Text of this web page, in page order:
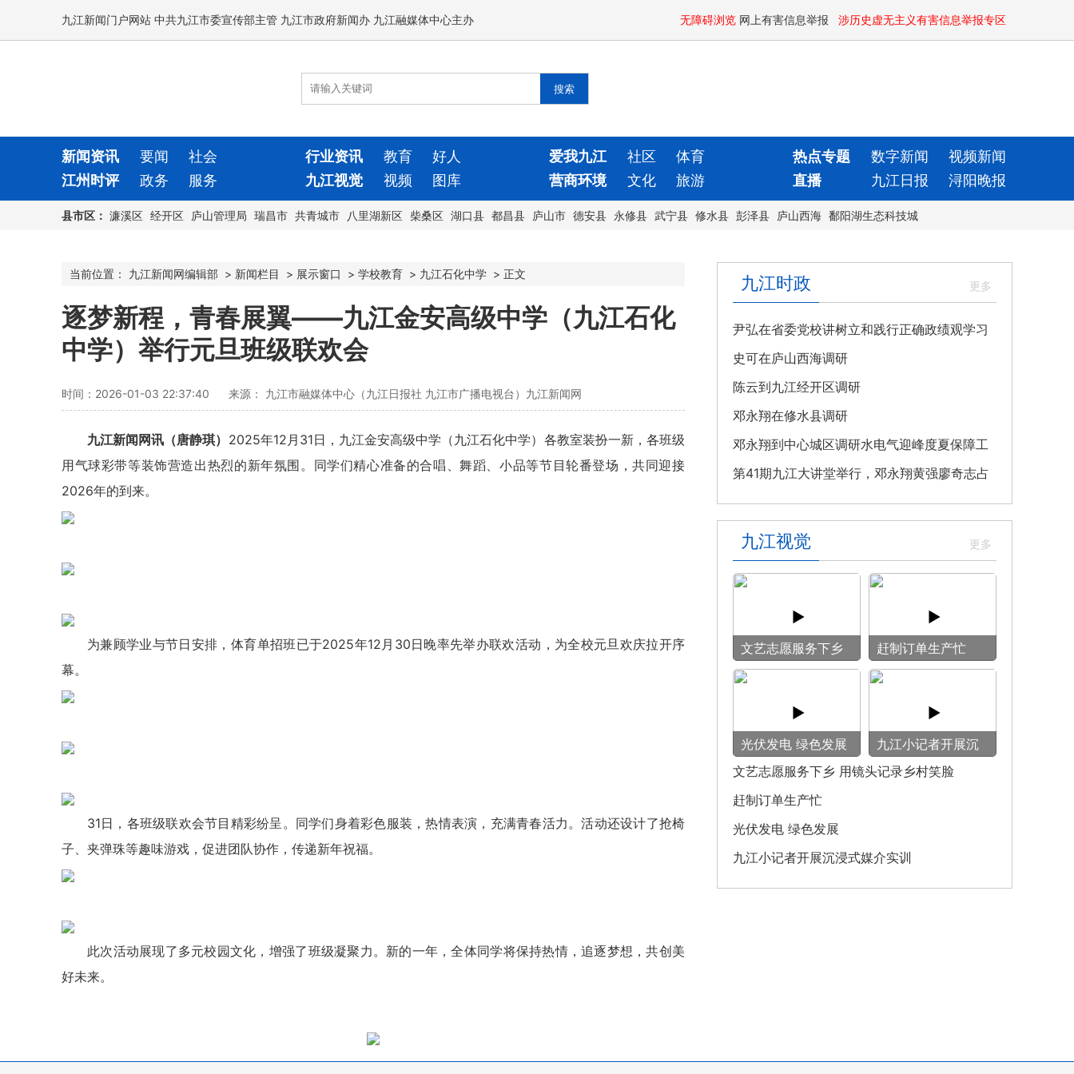
九江新闻门户网站 中共九江市委宣传部主管 九江市政府新闻办 九江融媒体中心主办 无障碍浏览 网上有害信息举报 涉历史虚无主义有害信息举报专区
新闻资讯 要闻 社会 行业资讯 教育 好人 爱我九江 社区 体育 热点专题 数字新闻
视频新闻
江州时评
政务 服务 九江视觉 视频 图库 营商环境 文化 旅游 直播 九江日报 浔阳晚报
县市区： 濂溪区 经开区 庐山管理局 瑞昌市 共青城市 八里湖新区 柴桑区 湖口县 都昌县 庐山市 德安县 永修县 武宁县 修水县 彭泽县 庐山西海 鄱阳湖生态科技城
当前位置： 九江新闻网编辑部 > 新闻栏目 > 展示窗口 > 学校教育 > 九江石化中学 > 正文
逐梦新程，青春展翼——九江金安高级中学（九江石化
中学）举行元旦班级联欢会
时间：2026-01-03 22:37:40 来源： 九江市融媒体中心（九江日报社 九江市广播电视台）九江新闻网
九江新闻网讯（唐静琪） 2025年12月31日，九江金安高级中学（九江石化中学）各教室装扮一新，各班级
用气球彩带等装饰营造出热烈的新年氛围。同学们精心准备的合唱、舞蹈、小品等节目轮番登场，共同迎接
2026年的到来。
为兼顾学业与节日安排，体育单招班已于2025年12月30日晚率先举办联欢活动，为全校元旦欢庆拉开序
幕。
31日，各班级联欢会节目精彩纷呈。同学们身着彩色服装，热情表演，充满青春活力。活动还设计了抢椅
子、夹弹珠等趣味游戏，促进团队协作，传递新年祝福。
此次活动展现了多元校园文化，增强了班级凝聚力。新的一年，全体同学将保持热情，追逐梦想，共创美
好未来。
九江时政
尹弘在省委党校讲树立和践行正确政绩观学习
教育专题党课
史可在庐山西海调研
陈云到九江经开区调研
邓永翔在修水县调研
邓永翔到中心城区调研水电气迎峰度夏保障工
作
第41期九江大讲堂举行，邓永翔黄强廖奇志占
勇出席
九江视觉
文艺志愿服务下乡
用镜头记录乡村笑
赶制订单生产忙
光伏发电 绿色发展
九江小记者开展沉
浸式媒介实训
文艺志愿服务下乡 用镜头记录乡村笑脸
赶制订单生产忙
光伏发电 绿色发展
九江小记者开展沉浸式媒介实训